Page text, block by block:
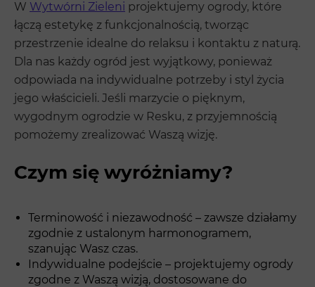
W Wytwórni Zieleni projektujemy ogrody, które
łączą estetykę z funkcjonalnością, tworząc
przestrzenie idealne do relaksu i kontaktu z naturą.
Dla nas każdy ogród jest wyjątkowy, ponieważ
odpowiada na indywidualne potrzeby i styl życia
jego właścicieli. Jeśli marzycie o pięknym,
wygodnym ogrodzie w Resku, z przyjemnością
pomożemy zrealizować Waszą wizję.
Czym się wyróżniamy?
Terminowość i niezawodność – zawsze działamy
zgodnie z ustalonym harmonogramem,
szanując Wasz czas.
Indywidualne podejście – projektujemy ogrody
zgodne z Waszą wizją, dostosowane do